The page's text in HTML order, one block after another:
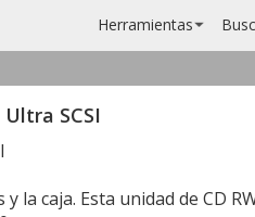
Herramientas
SCSI
caja. Esta unidad de CD